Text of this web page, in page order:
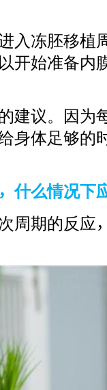
入冻胚移植
开始准备内
建议。因为
身体足够的
什么情况下
周期的反应